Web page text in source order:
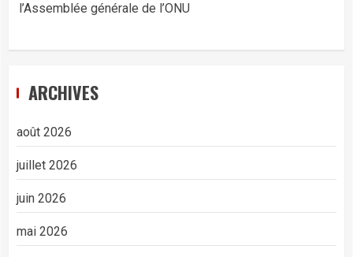
l’Assemblée générale de l’ONU
ARCHIVES
août 2026
juillet 2026
juin 2026
mai 2026